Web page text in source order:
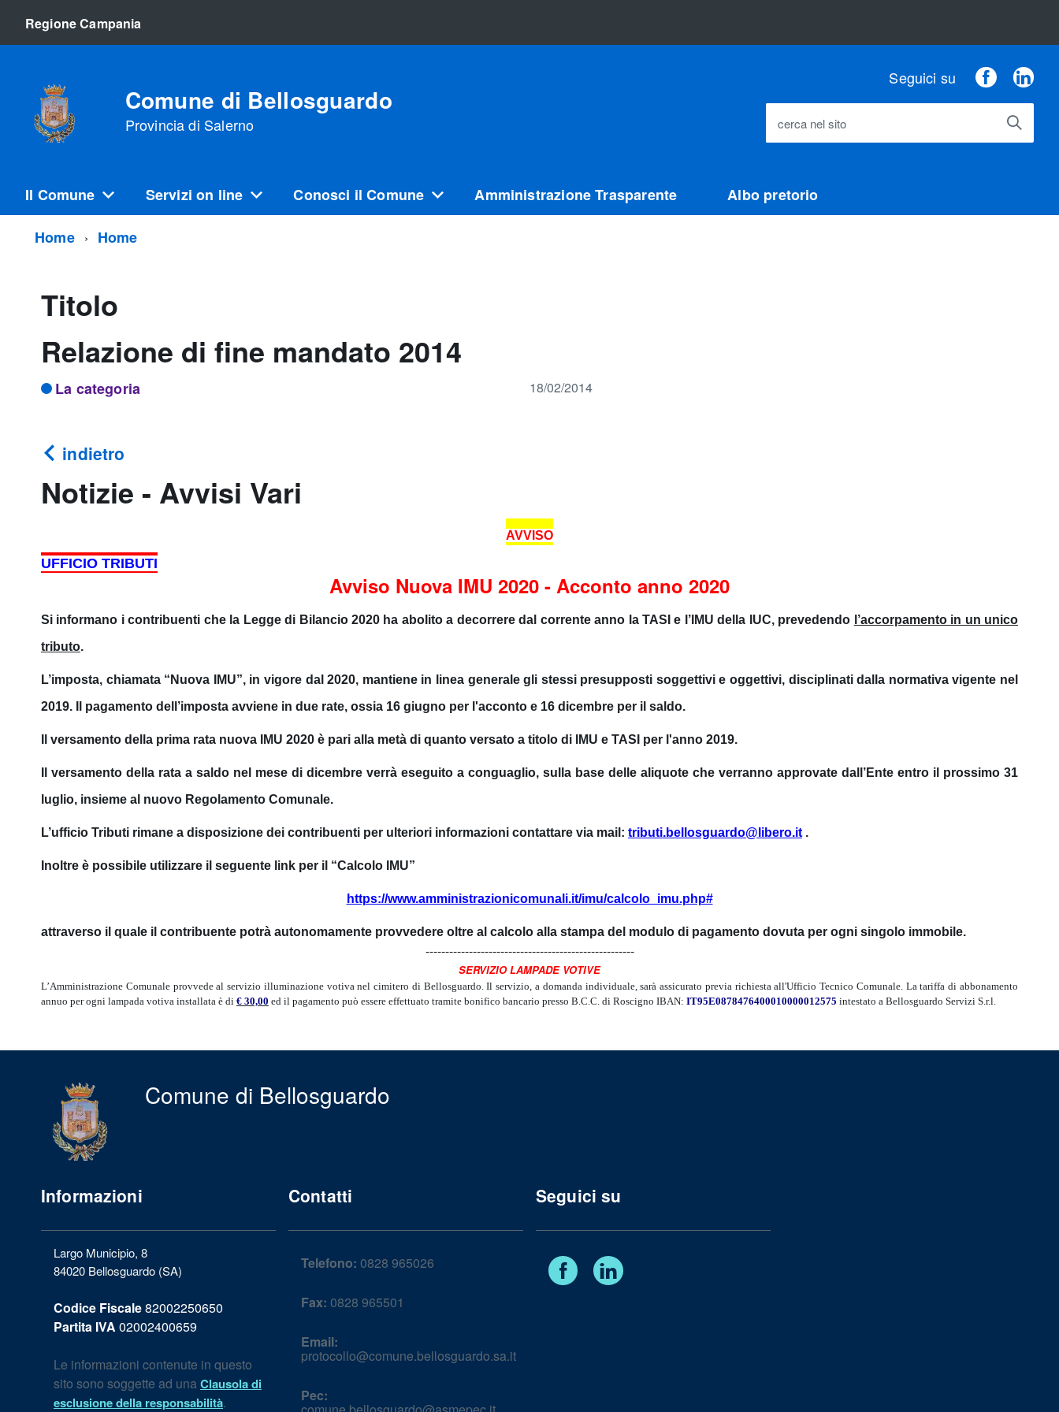
Regione Campania
Comune di Bellosguardo
Provincia di Salerno
Seguici su Facebook
cerca nel sito
Il Comune Servizi on line Conosci il Comune Amministrazione Trasparente Albo pretorio
Home Home
Titolo
Relazione di fine mandato 2014
La categoria 18/02/2014
indietro
Notizie - Avvisi Vari
AVVISO
UFFICIO TRIBUTI
Avviso Nuova IMU 2020 - Acconto anno 2020
Si informano i contribuenti che la Legge di Bilancio 2020 ha abolito a decorrere dal corrente anno la TASI e l’IMU della IUC, prevedendo l’accorpamento in un unico
tributo.
L’imposta, chiamata “ Nuova IMU”, in vigore dal 2020, mantiene in linea generale gli stessi presupposti soggettivi e oggettivi, disciplinati dalla normativa vigente nel
2019. Il pagamento dell’imposta avviene in due rate, ossia 16 giugno per l'acconto e 16 dicembre per il saldo.
Il versamento della prima rata nuova IMU 2020 è pari alla metà di quanto versato a titolo di IMU e TASI per l'anno 2019.
Il versamento della rata a saldo nel mese di dicembre verrà eseguito a conguaglio, sulla base delle aliquote che verranno approvate dall’Ente entro il prossimo 31
luglio, insieme al nuovo Regolamento Comunale.
L’ufficio Tributi rimane a disposizione dei contribuenti per ulteriori informazioni contattare via mail: tributi.bellosguardo@libero.it .
Inoltre è possibile utilizzare il seguente link per il “Calcolo IMU”
https://www.amministrazionicomunali.it/imu/calcolo_imu.php#
attraverso il quale il contribuente potrà autonomamente provvedere oltre al calcolo alla stampa del modulo di pagamento dovuta per ogni singolo immobile.
-----------------------------------------------------
SERVIZIO LAMPADE VOTIVE
L’Amministrazione Comunale provvede al servizio illuminazione votiva nel cimitero di Bellosguardo. Il servizio, a domanda individuale, sarà assicurato previa richiesta all'Ufficio Tecnico Comunale. La tariffa di abbonamento
annuo per ogni lampada votiva installata è di € 30,00 ed il pagamento può essere effettuato tramite bonifico bancario presso B.C.C. di Roscigno IBAN: IT95E0878476400010000012575 intestato a Bellosguardo Servizi S.r.l.
Comune di Bellosguardo
Informazioni
Largo Municipio, 8
84020 Bellosguardo (SA)
Codice Fiscale82002250650
Partita IVA 02002400659
Le informazioni contenute in questo
sito sono soggette ad unaClausola di
esclusione della responsabilità.
Contatti
Telefono: 0828 965026
Fax: 0828 965501
Email:
protocollo@comune.bellosguardo.sa.it
Pec:
Seguici su
Facebook